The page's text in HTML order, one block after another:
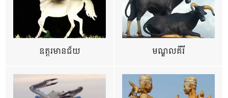
ឧត្ដរមានជ័យ មណ្ឌលគីរី